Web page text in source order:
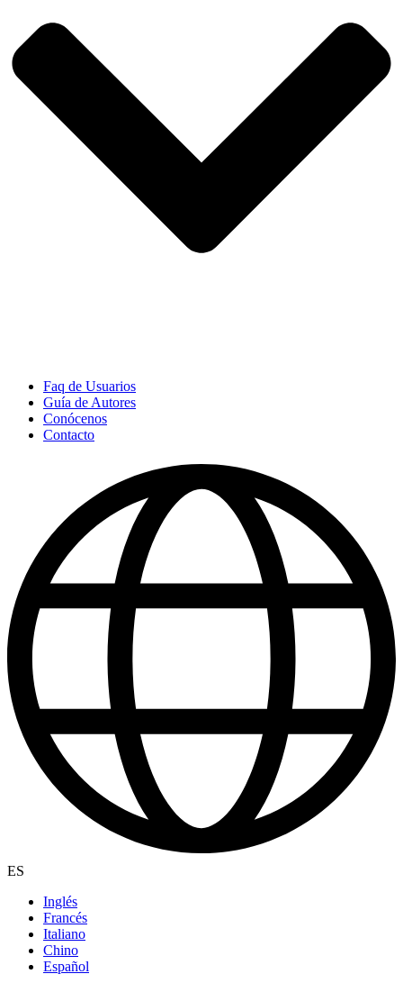
Faq de Usuarios
Guía de Autores
Conócenos
Contacto
ES
Inglés
Francés
Italiano
Chino
Español